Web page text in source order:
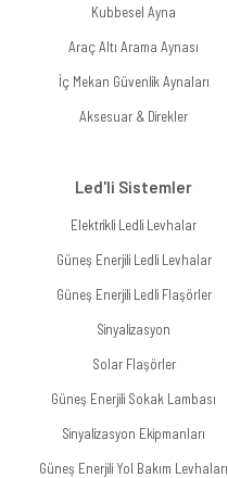
Kubbesel Ayna
Araç Altı Arama Aynası
İç Mekan Güvenlik Aynaları
Aksesuar & Direkler
Led'li Sistemler
Elektrikli Ledli Levhalar
Güneş Enerjili Ledli Levhalar
Güneş Enerjili Ledli Flaşörler
Sinyalizasyon
Solar Flaşörler
Güneş Enerjili Sokak Lambası
Sinyalizasyon Ekipmanları
Güneş Enerjili Yol Bakım Levhaları